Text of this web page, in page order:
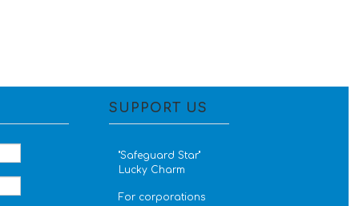
SUPPORT US
''Safeguard Star''
Lucky Charm
For corporations